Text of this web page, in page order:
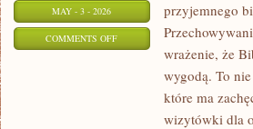
MAY - 3 - 2026
COMMENTS OFFON
SKŁADNIKÓW
przyjemnego
wrażenie, że
wygodą. To
które ma
wizytówki dla